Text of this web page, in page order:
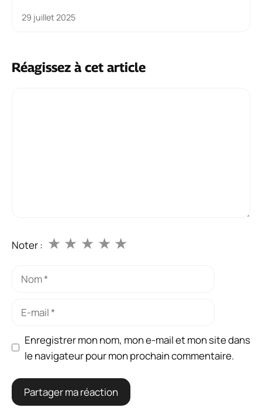
29 juillet 2025
Réagissez à cet article
Noter : ★
★
★
★
★
Nom
Enregistrer mon nom, mon e-mail et mon site dans
le navigateur pour mon prochain commentaire.